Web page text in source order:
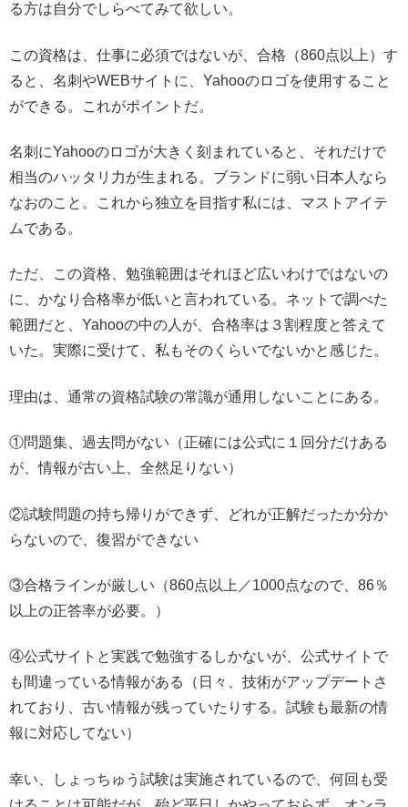
る方は自分でしらべてみて欲しい。
この資格は、仕事に必須ではないが、合格（860点以上）す
ると、名刺やWEBサイトに、Yahooのロゴを使用すること
ができる。これがポイントだ。
名刺にYahooのロゴが大きく刻まれていると、それだけで
相当のハッタリ力が生まれる。ブランドに弱い日本人なら
なおのこと。これから独立を目指す私には、マストアイテ
ムである。
ただ、この資格、勉強範囲はそれほど広いわけではないの
に、かなり合格率が低いと言われている。ネットで調べた
範囲だと、Yahooの中の人が、合格率は３割程度と答えて
いた。実際に受けて、私もそのくらいでないかと感じた。
理由は、通常の資格試験の常識が通用しないことにある。
①問題集、過去問がない（正確には公式に１回分だけある
が、情報が古い上、全然足りない）
②試験問題の持ち帰りができず、どれが正解だったか分か
らないので、復習ができない
③合格ラインが厳しい（860点以上／1000点なので、86％
以上の正答率が必要。）
④公式サイトと実践で勉強するしかないが、公式サイトで
も間違っている情報がある（日々、技術がアップデートさ
れており、古い情報が残っていたりする。試験も最新の情
報に対応してない）
幸い、しょっちゅう試験は実施されているので、何回も受